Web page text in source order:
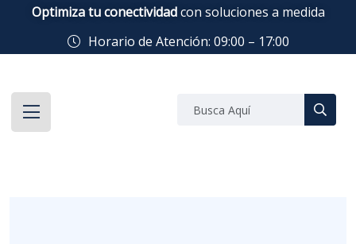
Optimiza tu conectividadcon soluciones a medida
Horario de Atención: 09:00 – 17:00